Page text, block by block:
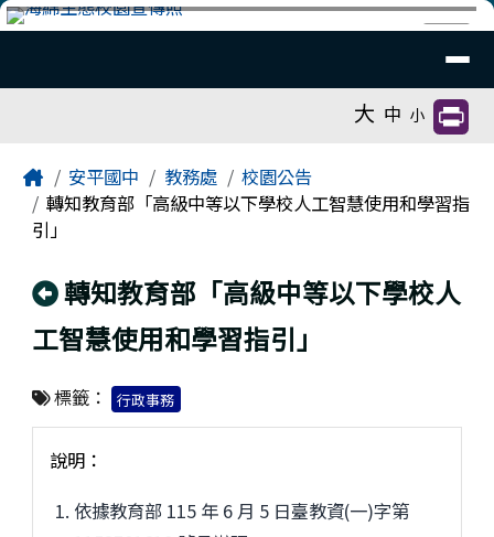
跳至主內容區
臺南市安平國中全球資訊網
大 中 小
Home安平國中 教務處
校園公告
轉知教育部「高級中等以下學校人工智慧使用和學習指
引」
回上頁
轉知教育部「高級中等以下學校人
工智慧使用和學習指引」
標籤： 行政事務
說明：
依據教育部 115 年 6 月 5 日臺教資(一)字第